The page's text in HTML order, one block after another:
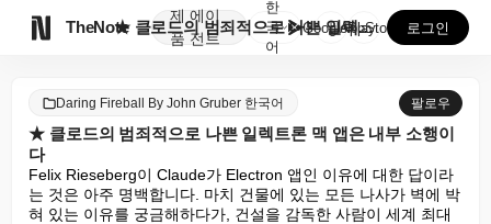
TheNote
제
품
에이
전트
★ 클로드의 범죄적으로 나쁜 일렉트론 맥 앱은 내부 소...
한
국
어
GooglePlay
AppStore 로그인
Daring Fireball By John Gruber 한국어 팔로우
★ 클로드의 범죄적으로 나쁜 일렉트론 맥 앱은 내부 소행이
다
Felix Rieseberg이 Claude가 Electron 앱인 이유에 대한 답이라
는 것은 아주 명백합니다. 마치 건물에 있는 모든 나사가 벽에 박
혀 있는 이유를 궁금해하다가, 건설을 감독한 사람이 세계 최대